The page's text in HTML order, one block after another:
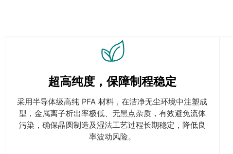
超高纯度，保障制程稳定
采用半导体级高纯 PFA 材料，在洁净无尘环境中注塑成
型，金属离子析出率极低、无黑点杂质，有效避免流体
污染，确保晶圆制造及湿法工艺过程长期稳定，降低良
率波动风险。